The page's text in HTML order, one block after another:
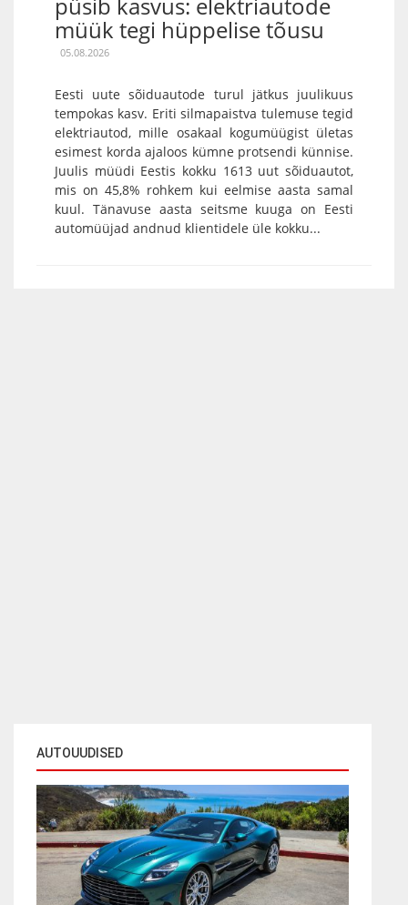
AUTOUUDISED
müük tegi hüppelise tõusu
05.08.2026
Eesti uute sõiduautode turul jätkus juulikuus
tempokas kasv. Eriti silmapaistva tulemuse tegid
elektriautod, mille osakaal kogumüügist ületas
esimest korda ajaloos kümne protsendi künnise.
Juulis müüdi Eestis kokku 1613 uut sõiduautot,
mis on 45,8% rohkem kui eelmise aasta samal
kuul. Tänavuse aasta seitsme kuuga on Eesti
automüüjad andnud klientidele üle kokku...